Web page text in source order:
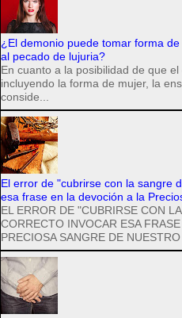
¿El demonio puede tomar forma
al pecado de lujuria?
En cuanto a la posibilidad de que
incluyendo la forma de mujer, la
conside...
El error de "cubrirse con la sangre
esa frase en la devoción a la
EL ERROR DE "CUBRIRSE CON
CORRECTO INVOCAR ESA
PRECIOSA SANGRE DE NUESTRO